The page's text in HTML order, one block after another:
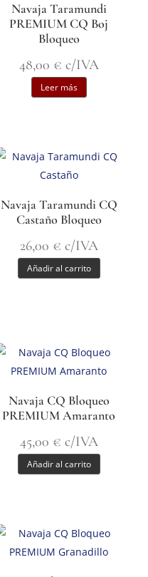
Navaja Taramundi
PREMIUM CQ Boj
Bloqueo
48,00 € c/IVA
Leer más
Navaja Taramundi CQ
Castaño Bloqueo
26,00 € c/IVA
Añadir al carrito
Navaja CQ Bloqueo
PREMIUM Amaranto
45,00 € c/IVA
Añadir al carrito